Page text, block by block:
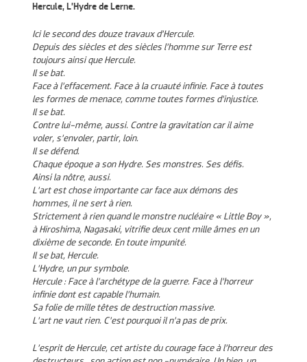
Hercule, L’Hydre de Lerne.
Ici le second des douze travaux d’Hercule.
Depuis des siècles et des siècles l’homme sur Terre est
toujours ainsi que Hercule.
Il se bat.
Face à l’effacement. Face à la cruauté infinie. Face à toutes
les formes de menace, comme toutes formes d’injustice.
Il se bat.
Contre lui-même, aussi. Contre la gravitation car il aime
voler, s’envoler, partir, loin.
Il se défend.
Chaque époque a son Hydre. Ses monstres. Ses défis.
Ainsi la nôtre, aussi.
L’art est chose importante car face aux démons des
hommes, il ne sert à rien.
Strictement à rien quand le monstre nucléaire « Little Boy »,
à Hiroshima, Nagasaki, vitrifie deux cent mille âmes en un
dixième de seconde. En toute impunité.
Il se bat, Hercule.
L’Hydre, un pur symbole.
Hercule : Face à l’archétype de la guerre. Face à l’horreur
infinie dont est capable l’humain.
Sa folie de mille têtes de destruction massive.
L’art ne vaut rien. C’est pourquoi il n’a pas de prix.
L’esprit de Hercule, cet artiste du courage face à l’horreur des